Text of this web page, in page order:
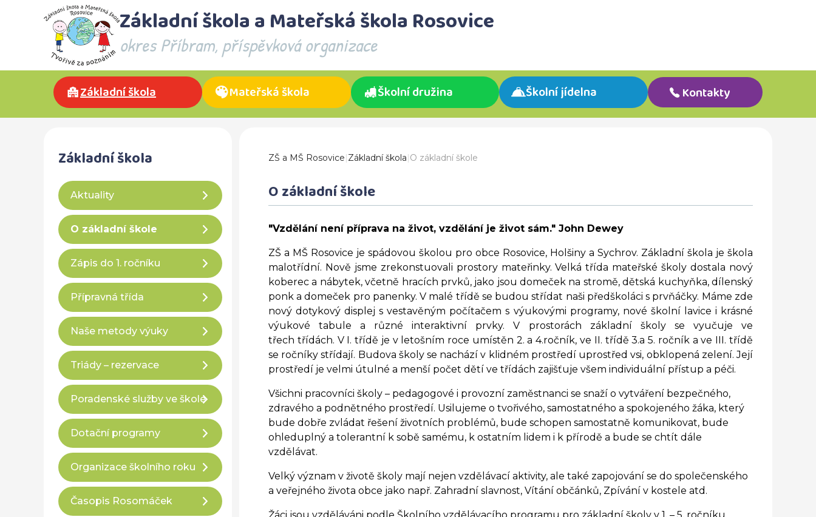
Základní škola a Mateřská škola Rosovice
okres Příbram, příspěvková organizace
Základní škola Mateřská škola Školní družina Školní jídelna Kontakty
ZŠ a MŠ Rosovice|Základní škola|O základní škole
O základní škole
"Vzdělání není příprava na život, vzdělání je život sám." John Dewey
ZŠ a MŠ Rosovice je spádovou školou pro obce Rosovice, Holšiny a Sychrov. Základní škola je škola
malotřídní. Nově jsme zrekonstuovali prostory mateřinky. Velká třída mateřské školy dostala nový
koberec a nábytek, včetně hracích prvků, jako jsou domeček na stromě, dětská kuchyňka, dílenský
ponk a domeček pro panenky. V malé třídě se budou střídat naši předškoláci s prvňáčky. Máme zde
nový dotykový displej s vestavěným počítačem s výukovými programy, nové školní lavice i krásné
výukové tabule a různé interaktivní prvky. V prostorách základní školy se vyučuje ve
třech třídách. V I. třídě je v letošním roce umístěn 2. a 4.ročník, ve II. třídě 3.a 5. ročník a ve III. třídě
se ročníky střídají. Budova školy se nachází v klidném prostředí uprostřed vsi, obklopená zelení. Její
prostředí je velmi útulné a menší počet dětí ve třídách zajišťuje všem individuální přístup a péči.
Všichni pracovníci školy – pedagogové i provozní zaměstnanci se snaží o vytváření bezpečného,
zdravého a podnětného prostředí. Usilujeme o tvořivého, samostatného a spokojeného žáka, který
bude dobře zvládat řešení životních problémů, bude schopen samostatně komunikovat, bude
ohleduplný a tolerantní k sobě samému, k ostatním lidem i k přírodě a bude se chtít dále
vzdělávat.
Velký význam v životě školy mají nejen vzdělávací aktivity, ale také zapojování se do společenského
a veřejného života obce jako např. Zahradní slavnost, Vítání občánků, Zpívání v kostele atd.
Základní škola
Aktuality
O základní škole
Zápis do 1. ročníku
Přípravná třída
Naše metody výuky
Triády – rezervace
Poradenské služby ve škole
Dotační programy
Organizace školního roku
Časopis Rosomáček